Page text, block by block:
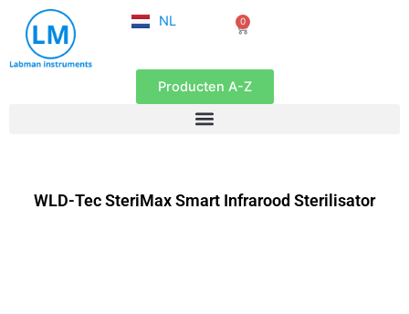
naar
NL
EN
0
Winkelwagen
Producten A-Z
WLD-Tec SteriMax Smart Infrarood Sterilisator